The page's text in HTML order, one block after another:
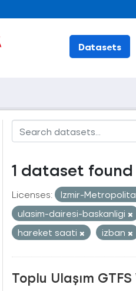
Datasets
1 dataset found
Licenses: Izmir-
ulasim-dairesi-baskanligi
hareket saati
izban
Toplu Ulaşım